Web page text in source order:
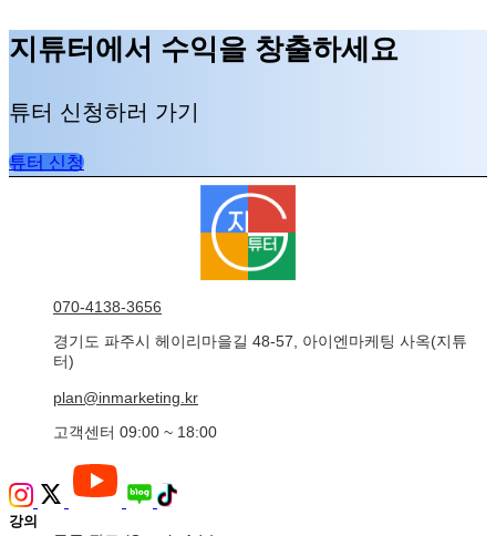
지튜터에서 수익을 창출하세요
튜터 신청하러 가기
튜터 신청
070-4138-3656
경기도 파주시 헤이리마을길 48-57, 아이엔마케팅 사옥(지튜
터)
plan@inmarketing.kr
고객센터 09:00 ~ 18:00
강의